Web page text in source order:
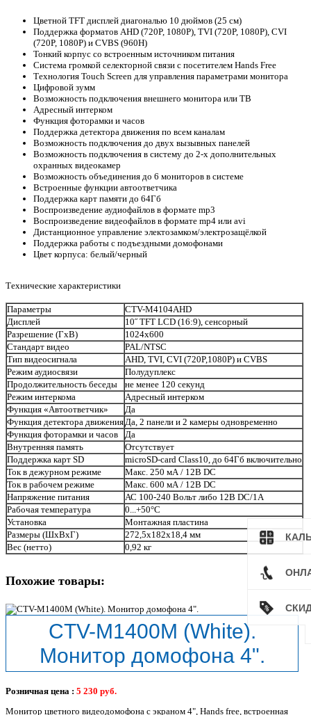
Цветной TFT дисплей диагональю 10 дюймов (25 см)
Поддержка форматов AHD (720P, 1080P), TVI (720P, 1080P), CVI
(720P, 1080P) и CVBS (960H)
Тонкий корпус со встроенным источником питания
Система громкой селекторной связи с посетителем Hands Free
Технология Touch Screen для управления параметрами монитора
Цифровой зумм
Возможность подключения внешнего монитора или ТВ
Адресный интерком
Функция фоторамки и часов
Поддержка детектора движения по всем каналам
Возможность подключения до двух вызывных панелей
Возможность подключения в систему до 2-х дополнительных
охранных видеокамер
Возможность объединения до 6 мониторов в системе
Встроенные функции автоответчика
Поддержка карт памяти до 64Гб
Воспроизведение аудиофайлов в формате mp3
Воспроизведение видеофайлов в формате mp4 или avi
Дистанционное управление электозамком/электрозащёлкой
Поддержка работы с подъездными домофонами
Цвет корпуса: белый/черный
Технические характеристики
Параметры
CTV-M4104AHD
Дисплей
10˝ TFT LCD (16:9), сенсорный
Разрешение (ГхВ)
1024x600
Стандарт видео
PAL/NTSC
Тип видеосигнала
AHD, TVI, CVI (720P,1080P) и CVBS
Режим аудиосвязи
Полудуплекс
Продолжительность беседы
не менее 120 секунд
Режим интеркома
Адресный интерком
Функция «Автоответчик»
Да
Функция детектора движения Да, 2 панели и 2 камеры одновременно
Функция фоторамки и часов
Да
Внутренняя память
Отсутствует
Поддержка карт SD
microSD-card Class10, до 64Гб включительно
Ток в дежурном режиме
Макс. 250 мА / 12В DC
Ток в рабочем режиме
Макс. 600 мА / 12В DC
Напряжение питания
АС 100-240 Вольт либо 12В DC/1A
Рабочая температура
0...+50°С
Установка
Монтажная пластина
Размеры (ШхВхГ)
272,5x182x18,4 мм
Вес (нетто)
0,92 кг
Похожие товары:
CTV-M1400M (White).
Монитор домофона 4".
Розничная цена : 5 230 руб.
Монитор цветного видеодомофона с экраном 4", Hands free, встроенная